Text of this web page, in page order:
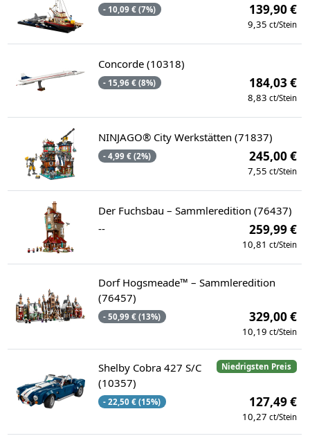
- 10,09 € (7%) 139,90 €
9,35 ct/Stein
Concorde (10318)
- 15,96 € (8%) 184,03 €
8,83 ct/Stein
NINJAGO® City Werkstätten (71837)
- 4,99 € (2%) 245,00 €
7,55 ct/Stein
Der Fuchsbau – Sammleredition (76437)
--
259,99 €
10,81 ct/Stein
Dorf Hogsmeade™ – Sammleredition
(76457)
- 50,99 € (13%) 329,00 €
10,19 ct/Stein
Niedrigsten Preis
Shelby Cobra 427 S/C
(10357)
- 22,50 € (15%) 127,49 €
10,27 ct/Stein